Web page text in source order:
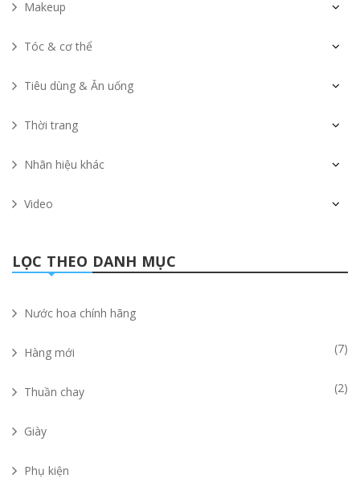
Makeup
Tóc & cơ thể
Tiêu dùng & Ăn uống
Thời trang
Nhãn hiệu khác
Video
LỌC THEO DANH MỤC
Nước hoa chính hãng
Hàng mới (7)
Thuần chay (2)
Giày
Phụ kiện